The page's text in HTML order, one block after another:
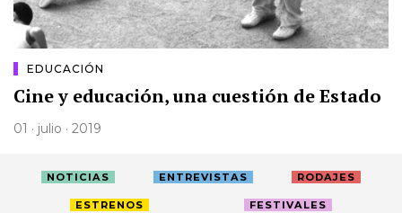
EDUCACIÓN
Cine y educación, una cuestión de Estado
01 · julio · 2019
NOTICIAS ENTREVISTAS RODAJES
ESTRENOS FESTIVALES